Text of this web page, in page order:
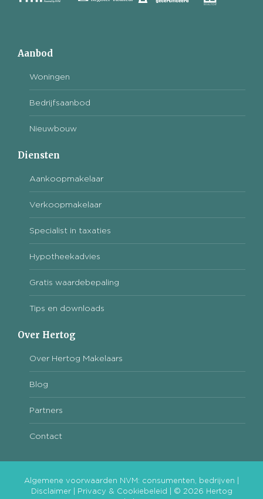
Aanbod
Woningen
Bedrijfsaanbod
Nieuwbouw
Diensten
Aankoopmakelaar
Verkoopmakelaar
Specialist in taxaties
Hypotheekadvies
Gratis waardebepaling
Tips en downloads
Over Hertog
Over Hertog Makelaars
Blog
Partners
Contact
Algemene voorwaarden NVM: consumenten, bedrijven
Disclaimer| Privacy & Cookiebeleid | © 2026 Hertog